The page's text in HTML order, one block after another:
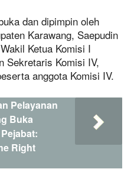
dan dipimpin oleh
Karawang, Saepudin
Ketua Komisi I
Sekretaris Komisi IV,
anggota Komisi IV.
Pelayanan
Buka
Right